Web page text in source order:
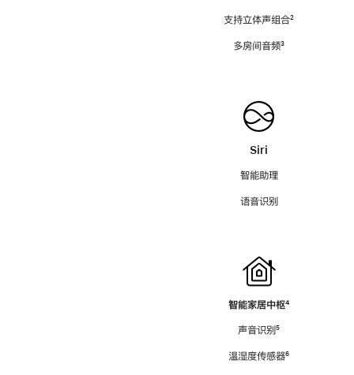
支持立体声组合脚
²
多房间音频脚
³
Siri
智能助理
语音识别
智能家居中枢脚
⁴
声音识别脚
⁵
温湿度传感器脚
⁶